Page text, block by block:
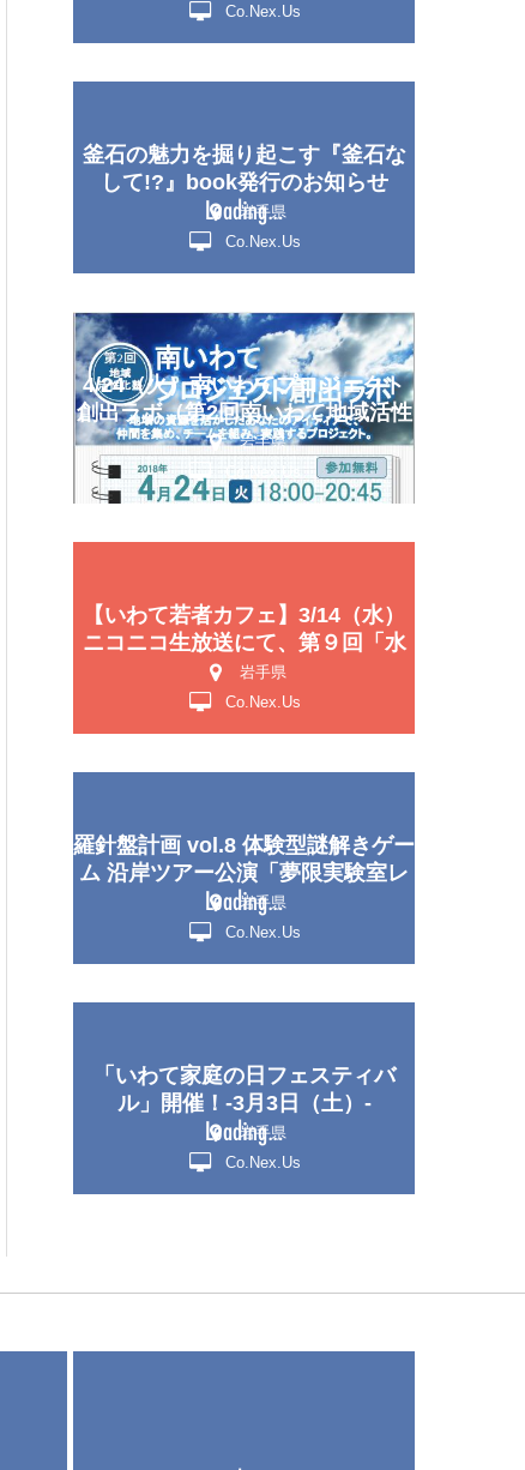
Co.Nex.Us
釜石の魅力を掘り起こす『釜石な
して!?』book発行のお知らせ
岩手県
Co.Nex.Us
4/24（火）南いわてプロジェクト
創出ラボ（第2回南いわて地域活性
化塾）のお知らせ
岩手県
Co.Nex.Us
【いわて若者カフェ】3/14（水）
ニコニコ生放送にて、第９回「水
曜日のわいわいトーク」を放送し
ます！
岩手県
Co.Nex.Us
羅針盤計画 vol.8 体験型謎解きゲー
ム 沿岸ツアー公演「夢限実験室レ
ムラボ」開催！！
岩手県
Co.Nex.Us
「いわて家庭の日フェスティバ
ル」開催！‐3月3日（土）‐
岩手県
Co.Nex.Us